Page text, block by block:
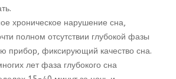
хроническое нарушение сна,
полном отсутствии глубокой фазы
прибор, фиксирующий качество сна.
лет фаза глубокого сна